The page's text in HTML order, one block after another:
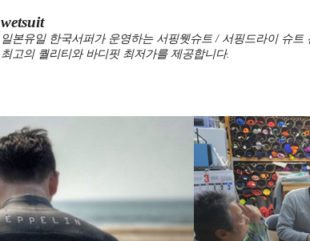
wetsuit
일본유일 한국서퍼가 운영하는 서핑웻슈트 / 서핑드라이 슈트
최고의 퀄리티와 바디핏 최저가를 제공합니다.